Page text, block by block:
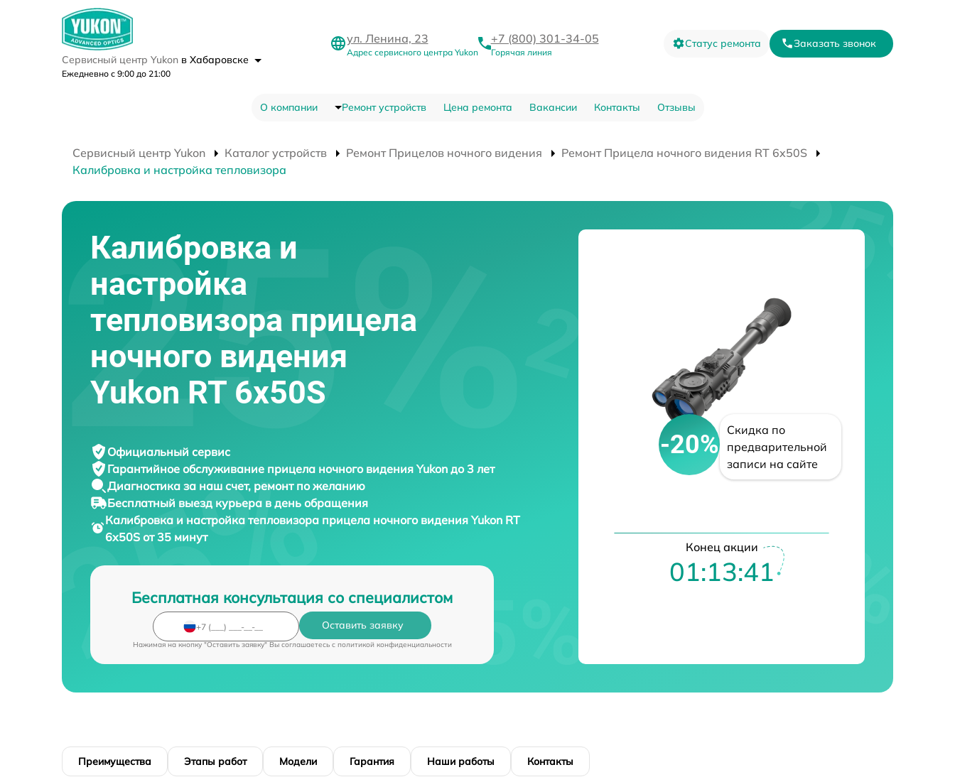
Сервисный центр Yukon в Хабаровске
Ежедневно с 9:00 до 21:00
ул. Ленина, 23
Адрес сервисного центра Yukon
+7 (800) 301-34-05
Горячая линия
Статус ремонта Заказать звонок
О компании Ремонт устройств Цена ремонта Вакансии Контакты Отзывы
Сервисный центр Yukon Каталог устройств Ремонт Прицелов ночного видения
Ремонт Прицела ночного видения RT 6x50S
Калибровка и настройка тепловизора
Калибровка и
настройка
тепловизора прицела
ночного видения
Yukon RT 6x50S
Официальный сервис
Гарантийное обслуживание прицела ночного видения Yukon до 3 лет
Диагностика за наш счет, ремонт по желанию
Бесплатный выезд курьера в день обращения
Калибровка и настройка тепловизора прицела ночного виденияYukon RT
6x50S от 35 минут
Бесплатная консультация со специалистом
Оставить заявку
Нажимая на кнопку "Оставить заявку" Вы соглашаетесь c политикой конфиденциальности
-20%
Скидка по
предварительной
записи на сайте
Конец акции
01:13:40
Преимущества Этапы работ Модели Гарантия Наши работы Контакты